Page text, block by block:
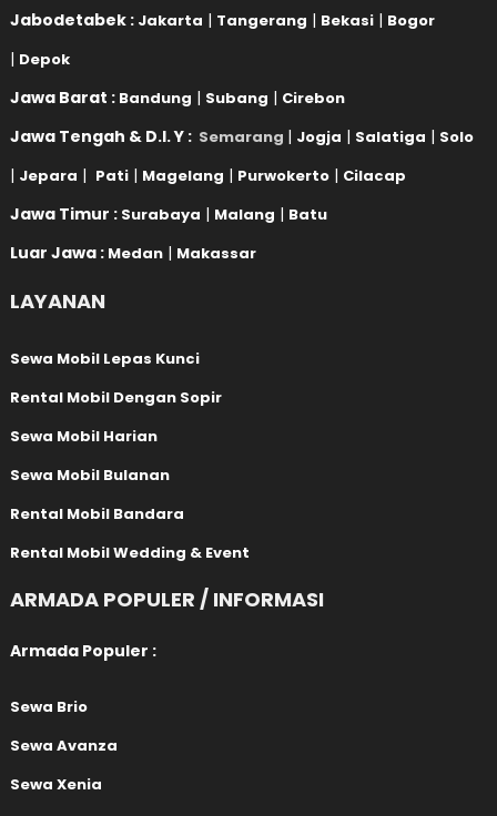
Jabodetabek : Jakarta | Tangerang | Bekasi | Bogor
| Depok
Jawa Barat : Bandung | Subang | Cirebon
Jawa Tengah & D.I. Y : Semarang | Jogja | Salatiga | Solo
| Jepara | Pati | Magelang | Purwokerto | Cilacap
Jawa Timur : Surabaya | Malang | Batu
Luar Jawa : Medan | Makassar
LAYANAN
Sewa Mobil Lepas Kunci
Rental Mobil Dengan Sopir
Sewa Mobil Harian
Sewa Mobil Bulanan
Rental Mobil Bandara
Rental Mobil Wedding & Event
ARMADA POPULER / INFORMASI
Armada Populer :
Sewa Brio
Sewa Avanza
Sewa Xenia